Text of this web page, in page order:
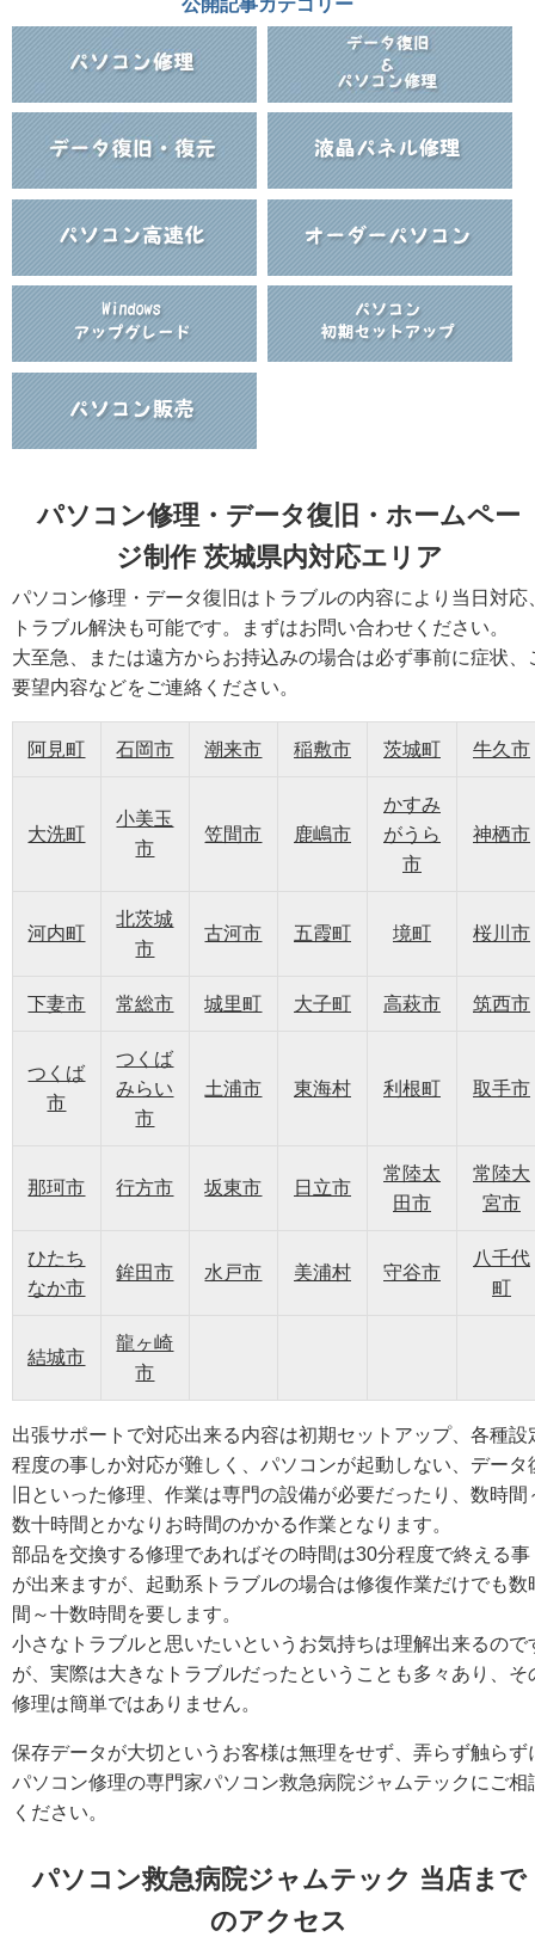
パソコン修理・データ復旧・ホームペー
ジ制作 茨城県内対応エリア
パソコン修理・データ復旧はトラブルの内容により当日対応
トラブル解決も可能です。まずはお問い合わせください。
大至急、または遠方からお持込みの場合は必ず事前に症状、
要望内容などをご連絡ください。
阿見町 石岡市 潮来市 稲敷市 茨城町 牛久市
大洗町
小美玉
市
笠間市 鹿嶋市
かすみ
がうら
市
神栖市
河内町
北茨城
市
古河市 五霞町 境町 桜川市
下妻市 常総市 城里町 大子町 高萩市 筑西市
つくば
市
つくば
みらい
市
土浦市 東海村 利根町 取手市
那珂市 行方市 坂東市 日立市
常陸太
田市
常陸大
宮市
ひたち
なか市
鉾田市 水戸市 美浦村 守谷市
八千代
町
結城市
龍ヶ崎
市
出張サポートで対応出来る内容は初期セットアップ、各種設
程度の事しか対応が難しく、パソコンが起動しない、データ
旧といった修理、作業は専門の設備が必要だったり、数時間
数十時間とかなりお時間のかかる作業となります。
部品を交換する修理であればその時間は30分程度で終える事
が出来ますが、起動系トラブルの場合は修復作業だけでも数
間～十数時間を要します。
小さなトラブルと思いたいというお気持ちは理解出来るので
が、実際は大きなトラブルだったということも多々あり、そ
修理は簡単ではありません。
保存データが大切というお客様は無理をせず、弄らず触らず
パソコン修理の専門家パソコン救急病院ジャムテックにご相
ください。
パソコン救急病院ジャムテック 当店まで
のアクセス